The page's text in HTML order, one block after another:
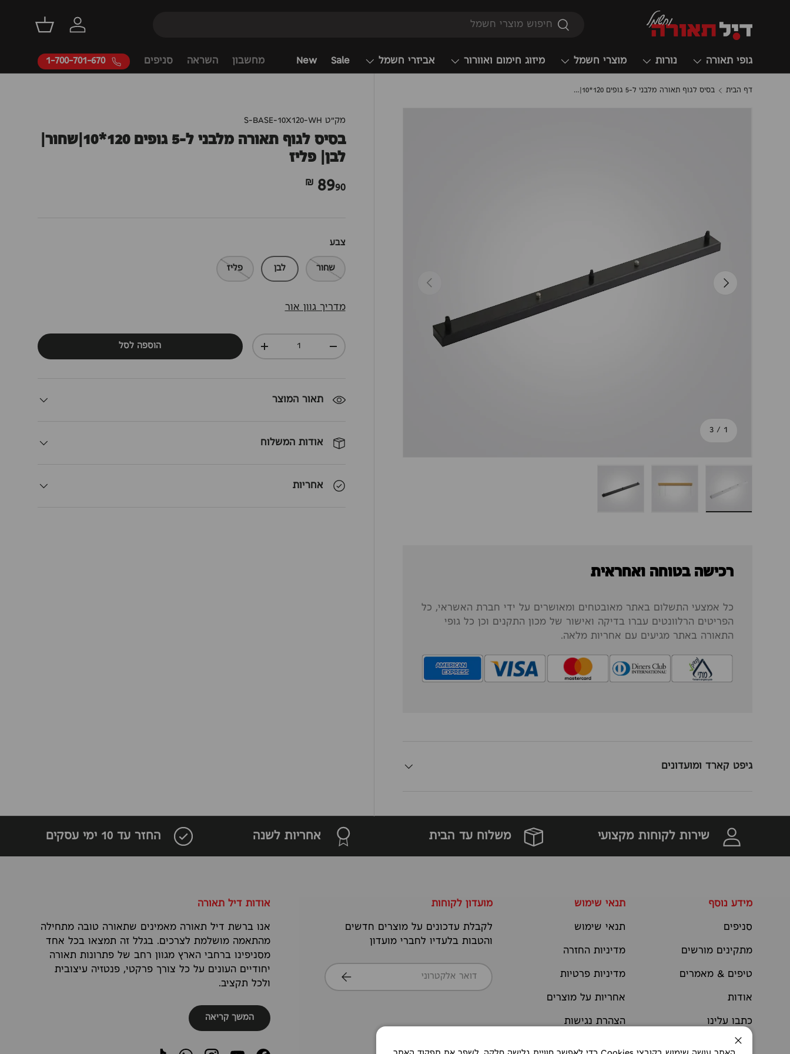
דילוג חיפוש
חיפוש
התחברותסל קניות
גופי תאורה נורות מוצרי חשמל מיזוג חימום ואוורור אביזרי חשמל Sale
New מחשבון השראה סניפים 1-700-701-670
דף הבית בסיס לגוף תאורה מלבני ל-5 גופים 120*10|שחור| לבן| פליז
חזרה
1
/ מתוך
3
הבא
מק"ט S-BASE-10X120-WH
בסיס לגוף תאורה מלבני ל-5 גופים 120*10|שחור|
לבן| פליז
8990 ₪
צבע
שחור לבן פליז
מדריך גוון אור
כמות
+ הוספה לסל
תאור המוצר
אודות המשלוח
אחריות
רכישה בטוחה ואחראית
כל אמצעי התשלום באתר מאובטחים ומאושרים על ידי חברת האשראי, כל
הפריטים הרלוונטים עברו בדיקה ואישור של מכון התקנים וכן כל גופי
התאורה באתר מגיעים עם אחריות מלאה.
גיפט קארד ומועדונים
שירות לקוחות מקצועי משלוח עד הבית אחריות לשנה החזר עד 10 ימי עסקים
מידע נוסף
סניפים
מתקינים מורשים
טיפים & מאמרים
אודות
כתבו עלינו
יצירת קשר
תנאי שימוש
תנאי שימוש
מדיניות החזרה
מדיניות פרטיות
אחריות על מוצרים
הצהרת נגישות
מועדון לקוחות
לקבלת עדכונים על מוצרים חדשים
והטבות בלעדיו לחברי מועדון
דואר אלקטרוני
הרשמה
אודות דיל תאורה
אנו ברשת דיל תאורה מאמינים שתאורה טובה מתחילה
מהתאמה מושלמת לצרכים. בגלל זה תמצאו בכל אחד
מסניפינו ברחבי הארץ מגוון רחב של פתרונות תאורה
יחודיים העונים על כל צורך פרקטי, פנטזיה עיצובית
ולכל תקציב.
המשך קריאה